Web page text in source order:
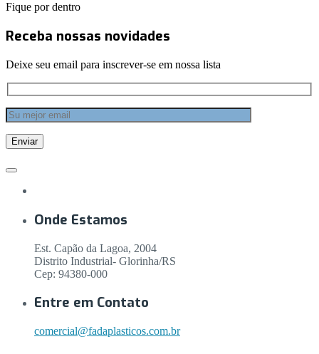
Fique por dentro
Receba nossas novidades
Deixe seu email para inscrever-se em nossa lista
Onde Estamos
Est. Capão da Lagoa, 2004
Distrito Industrial- Glorinha/RS
Cep: 94380-000
Entre em Contato
comercial@fadaplasticos.com.br